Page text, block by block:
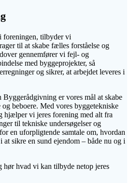
foreningen, tilbyder vi
til at skabe fælles forståelse og
gennemfører vi fejl- og
med byggeprojekter, så
og sikrer, at arbejdet leveres i
Byggerådgivning er vores mål at skabe
beboere. Med vores byggetekniske
hjælper vi jeres forening med alt fra
til tekniske undersøgelser og
en uforpligtende samtale om, hvordan
at sikre en sund ejendom – både nu og i
hør hvad vi kan tilbyde netop jeres